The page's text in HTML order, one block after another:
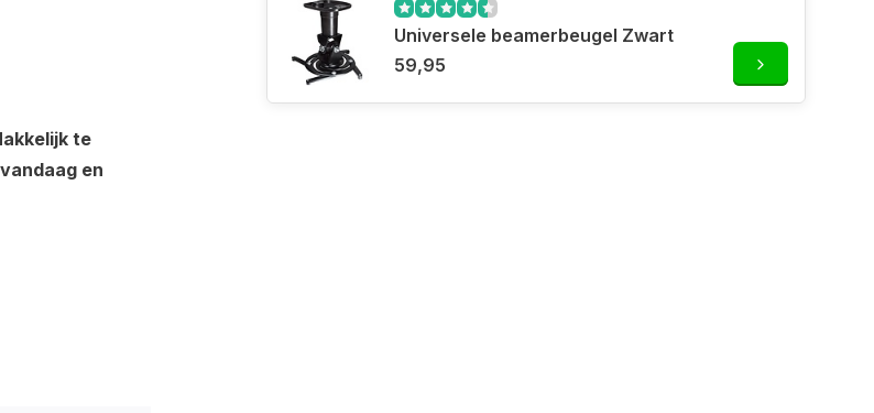
te
en
Universele beamerbeugel Zwart
59,95